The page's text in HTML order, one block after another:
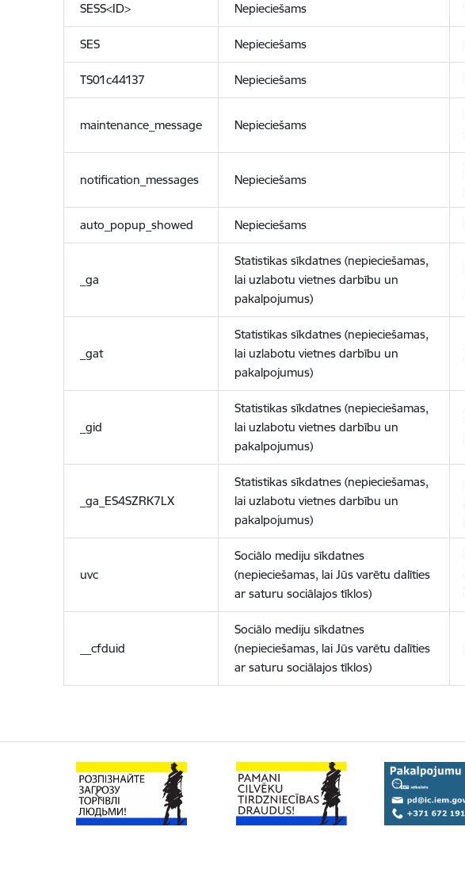
SESS<ID> Nepieciešams
SES Nepieciešams
TS01c44137 Nepieciešams
maintenance_message Nepieciešams
notification_messages Nepieciešams
auto_popup_showed Nepieciešams
_ga
Statistikas sīkdatnes (nepieciešamas,
lai uzlabotu vietnes darbību un
pakalpojumus)
_gat
Statistikas sīkdatnes (nepieciešamas,
lai uzlabotu vietnes darbību un
pakalpojumus)
_gid
Statistikas sīkdatnes (nepieciešamas,
lai uzlabotu vietnes darbību un
pakalpojumus)
_ga_ES4SZRK7LX
Statistikas sīkdatnes (nepieciešamas,
lai uzlabotu vietnes darbību un
pakalpojumus)
uvc
Sociālo mediju sīkdatnes
(nepieciešamas, lai Jūs varētu dalīties
ar saturu sociālajos tīklos)
__cfduid
Sociālo mediju sīkdatnes
(nepieciešamas, lai Jūs varētu dalīties
ar saturu sociālajos tīklos)